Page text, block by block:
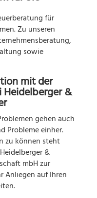
für
Zu unseren
sowie
mit der
&
gehen auch
Probleme einher.
zu können steht
&
mbH zur
Anliegen auf Ihren